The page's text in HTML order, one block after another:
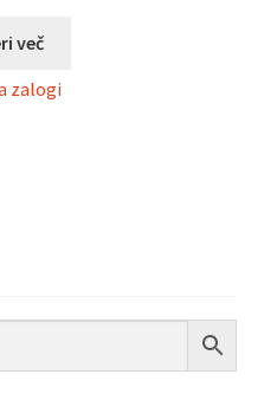
več
zalogi